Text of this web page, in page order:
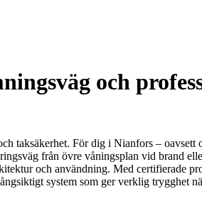
och
taksäkerhet. För dig i Nianfors –
från övre våningsplan vid brand
och användning. Med certifierade
system som ger verklig trygghet